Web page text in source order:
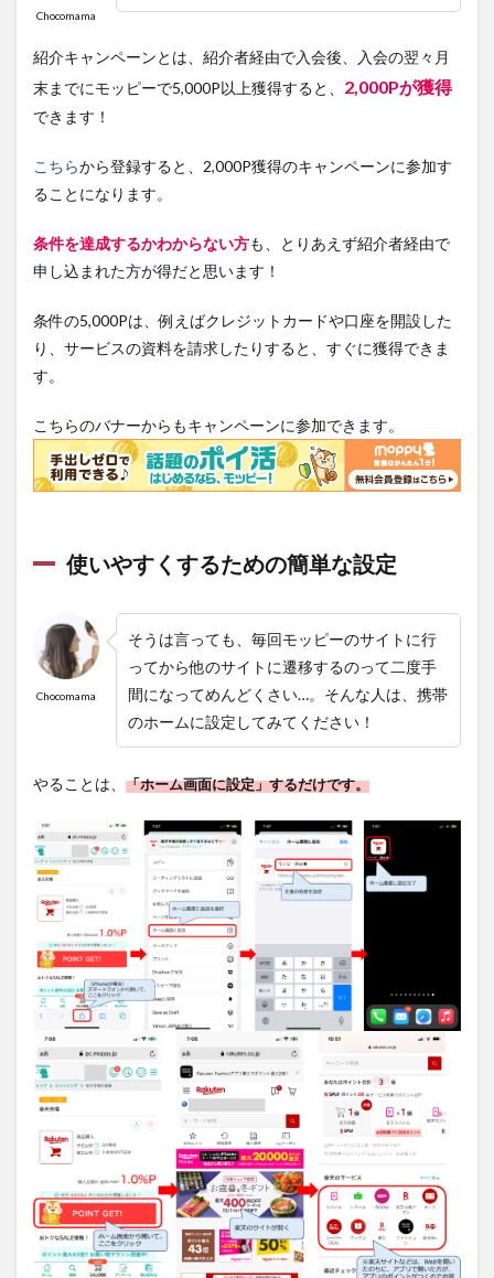
Chocomama
紹介キャンペーンとは、紹介者経由で入会後、入会の翌々月
末までにモッピーで5,000P以上獲得すると、 2,000Pが獲得
できます！
こちらから登録すると、 2,000P獲得のキャンペーンに参加す
ることになります。
条件を達成するかわからない方も、とりあえず紹介者経由で
申し込まれた方が得だと思います！
条件の5,000Pは、例えばクレジットカードや口座を開設した
り、サービスの資料を請求したりすると、すぐに獲得できま
す。
こちらのバナーからもキャンペーンに参加できます。
使いやすくするための簡単な設定
Chocomama
そうは言っても、 毎回モッピーのサイトに行
ってから他のサイトに遷移するのって二度手
間になってめんどくさい…。そんな人は、携帯
のホームに設定してみてください！
やることは、 「ホーム画面に設定」するだけです。